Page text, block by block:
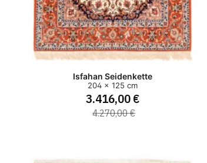
Isfahan Seidenkette
204 x 125 cm
3.416,00 €
4.270,00 €